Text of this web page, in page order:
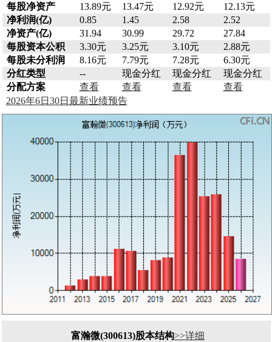
每股净资产
13.89元 13.47元 12.92元
12.13元
净利润(亿)
0.85 1.45 2.58
2.52
净资产(亿)
31.94 30.99 29.72
27.84
每股资本公积
3.30元 3.25元 3.10元
2.88元
每股未分利润
8.16元 7.79元 7.28元
6.30元
分红类型
-- 现金分红 现金分红
现金分红
分配方案
查看 查看 查看
查看
2026年6日30日最新业绩预告
富瀚微(300613)股本结构>>详细